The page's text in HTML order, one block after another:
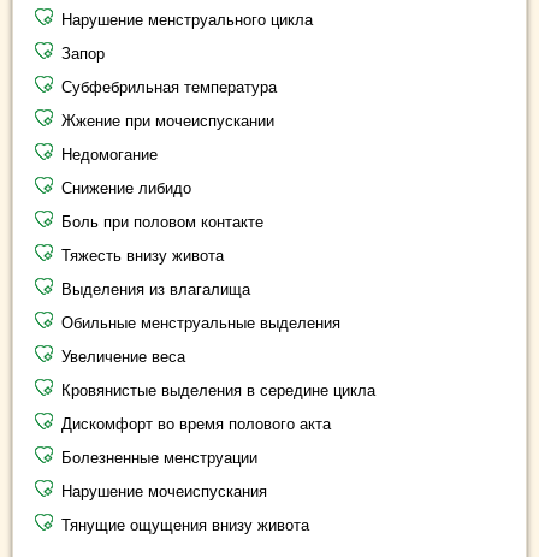
Нарушение менструального цикла
Запор
Субфебрильная температура
Жжение при мочеиспускании
Недомогание
Снижение либидо
Боль при половом контакте
Тяжесть внизу живота
Выделения из влагалища
Обильные менструальные выделения
Увеличение веса
Кровянистые выделения в середине цикла
Дискомфорт во время полового акта
Болезненные менструации
Нарушение мочеиспускания
Тянущие ощущения внизу живота